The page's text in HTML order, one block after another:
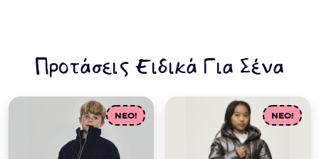
Προτάσεις Ειδικά Για Σένα
NEO! NEO!